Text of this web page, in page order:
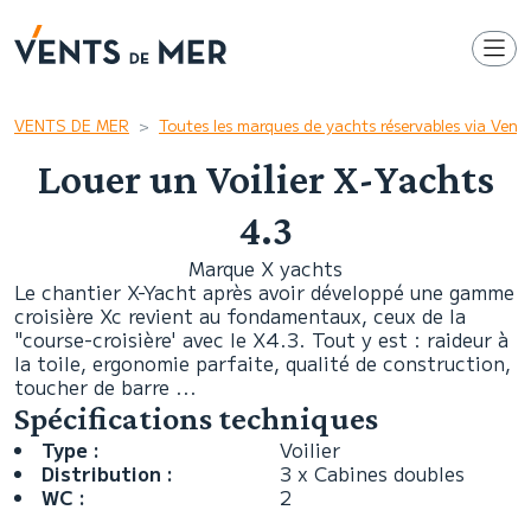
VENTS DE MER Toutes les marques de yachts réservables via
Louer un Voilier X-Yachts
4.3
Marque X yachts
Le chantier X-Yacht après avoir développé une gamme
croisière Xc revient au fondamentaux, ceux de la
"course-croisière' avec le X4.3. Tout y est : raideur à
la toile, ergonomie parfaite, qualité de construction,
toucher de barre ...
Spécifications techniques
Type :
Voilier
Distribution :
3 x Cabines doubles
WC :
2